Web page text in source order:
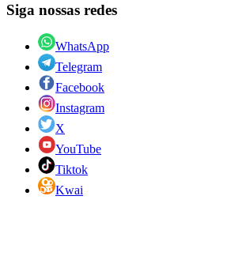
Siga nossas redes
WhatsApp
Telegram
Facebook
Instagram
X
YouTube
Tiktok
Kwai